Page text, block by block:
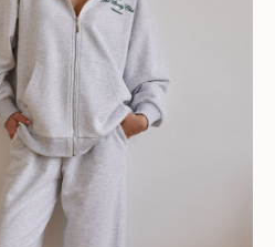
Разработка сайта I.T.
г.
прав потребителей:
Партизанского района г.
Мингорисполкома.